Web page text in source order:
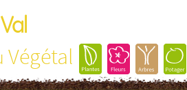
Végétal